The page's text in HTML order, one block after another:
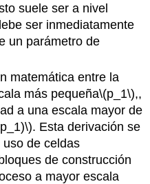
suele ser a nivel
ser inmediatamente
un parámetro de
matemática entre la
más pequeña\(p_1\),,
a una escala mayor de
. Esta derivación se
de celdas
de construcción
a mayor escala